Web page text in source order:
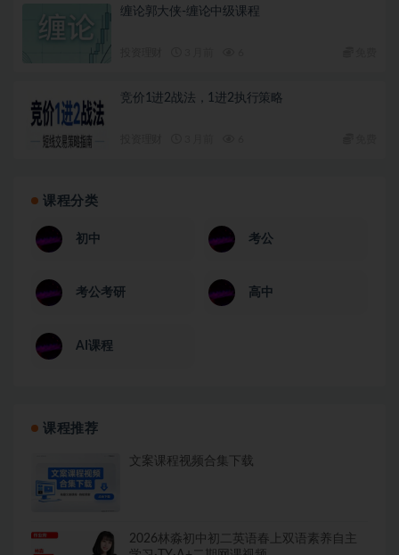
缠论郭大侠-缠论中级课程
竞价1进2战法，1进2执行策略
课程分类
初中 考公
考公考研 高中
AI课程
课程推荐
文案课程视频合集下载
2026林淼初中初二英语春上双语素养自主